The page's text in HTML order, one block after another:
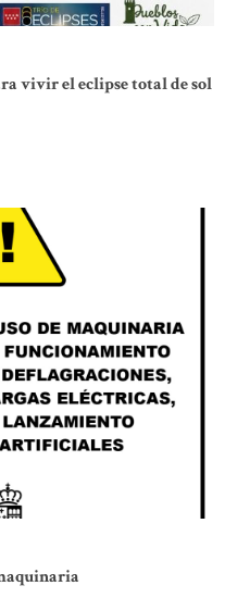
vivir el eclipse total de sol